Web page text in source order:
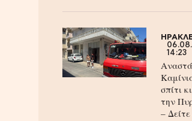
14:23
σπίτι
την
– Δείτε